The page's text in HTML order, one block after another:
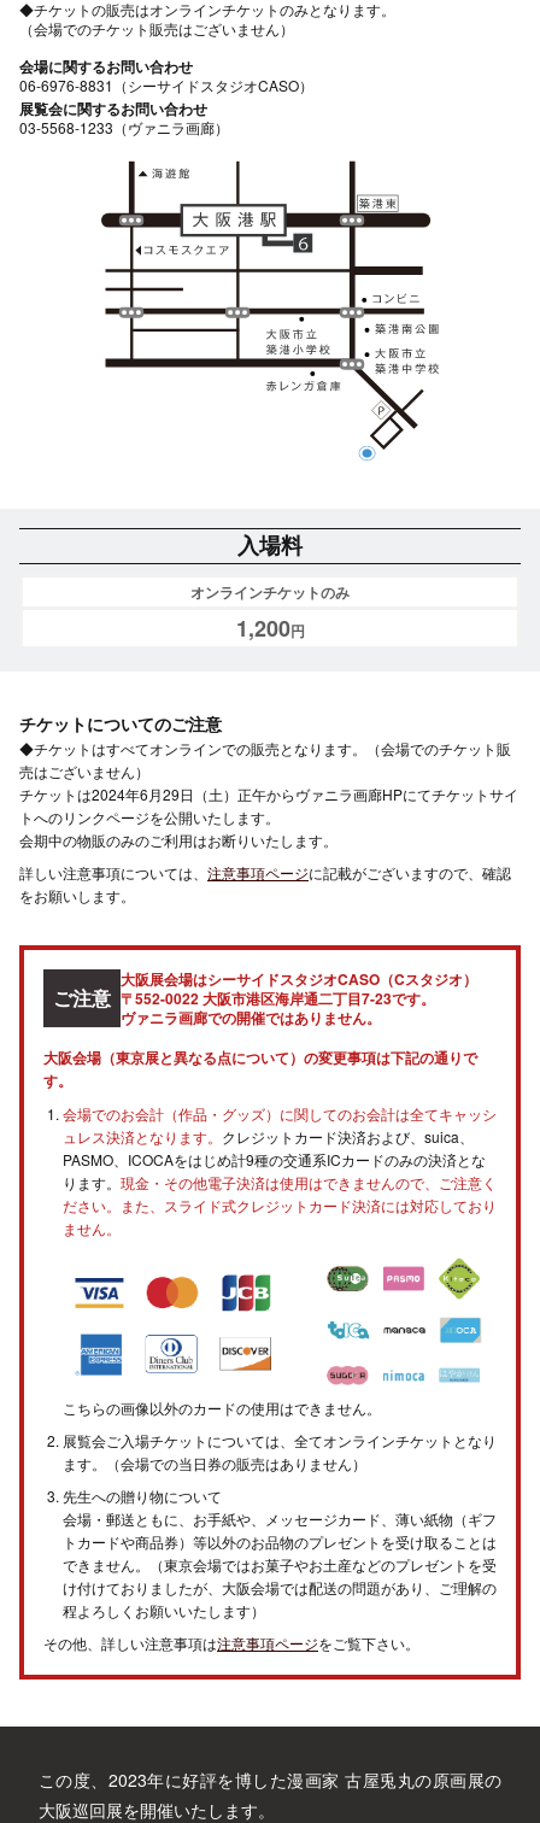
◆チケットの販売はオンラインチケットのみとなります。
（会場でのチケット販売はございません）
会場に関するお問い合わせ
06-6976-8831（シーサイドスタジオCASO）
展覧会に関するお問い合わせ
03-5568-1233（ヴァニラ画廊）
入場料
オンラインチケットのみ
1,200円
チケットについてのご注意
◆チケットはすべてオンラインでの販売となります。（会場でのチケット販
売はございません）
チケットは2024年6月29日（土）正午からヴァニラ画廊HPにてチケットサイ
トへのリンクページを公開いたします。
会期中の物販のみのご利用はお断りいたします。
詳しい注意事項については、 注意事項ページに記載がございますので、確認
をお願いします。
ご注意
大阪展会場はシーサイドスタジオCASO（Cスタジオ）
〒552-0022 大阪市港区海岸通二丁目7-23です。
ヴァニラ画廊での開催ではありません。
大阪会場（東京展と異なる点について）の変更事項は下記の通りで
す。
会場でのお会計（作品・グッズ）に関してのお会計は全てキャッシ
ュレス決済となります。 クレジットカード決済および、suica、
PASMO、ICOCAをはじめ計9種の交通系ICカードのみの決済とな
ります。 現金・その他電子決済は使用はできませんので、ご注意く
ださい。また、スライド式クレジットカード決済には対応しており
ません。
こちらの画像以外のカードの使用はできません。
展覧会ご入場チケットについては、全てオンラインチケットとなり
ます。（会場での当日券の販売はありません）
先生への贈り物について
会場・郵送ともに、お手紙や、メッセージカード、薄い紙物（ギフ
トカードや商品券）等以外のお品物のプレゼントを受け取ることは
できません。（東京会場ではお菓子やお土産などのプレゼントを受
け付けておりましたが、大阪会場では配送の問題があり、ご理解の
程よろしくお願いいたします）
その他、詳しい注意事項は注意事項ページをご覧下さい。
この度、2023年に好評を博した漫画家 古屋兎丸の原画展の
大阪巡回展を開催いたします。